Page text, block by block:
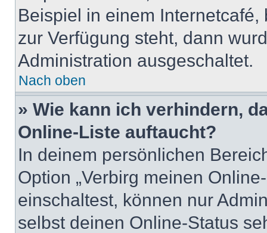
Beispiel in einem
zur Verfügung steht, dann
Administration ausgeschaltet.
Nach oben
» Wie kann ich verhindern,
Online-Liste auftaucht?
In deinem persönlichen
Option „Verbirg meinen
einschaltest, können nur
selbst deinen Online-Status